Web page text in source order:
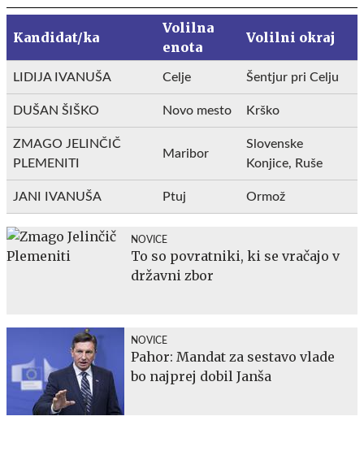
Kandidat/ka
Volilna
enota
Volilni okraj
LIDIJA IVANUŠA Celje Šentjur pri Celju
DUŠAN ŠIŠKO Novo mesto Krško
ZMAGO JELINČIČ
PLEMENITI
Maribor
Slovenske
Konjice, Ruše
JANI IVANUŠA Ptuj Ormož
NOVICE
To so povratniki, ki se vračajo v
državni zbor
NOVICE
Pahor: Mandat za sestavo vlade
bo najprej dobil Janša